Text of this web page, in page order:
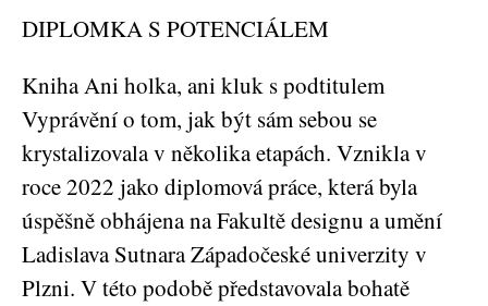
DIPLOMKA S POTENCIÁLEM
Kniha Ani holka, ani kluk s podtitulem
Vyprávění o tom, jak být sám sebou se
krystalizovala v několika etapách. Vznikla v
roce 2022 jako diplomová práce, která byla
úspěšně obhájena na Fakultě designu a umění
Ladislava Sutnara Západočeské univerzity v
Plzni. V této podobě představovala bohatě